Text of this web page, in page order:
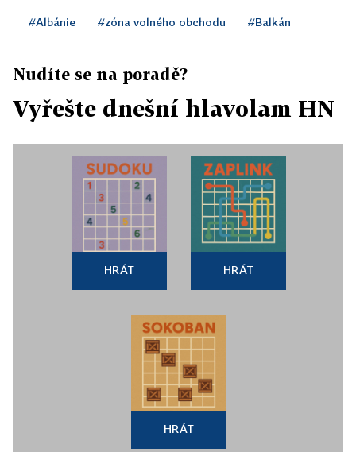
#Albánie #zóna volného obchodu #Balkán
Nudíte se na poradě?
Vyřešte dnešní hlavolam HN
HRÁT HRÁT
HRÁT